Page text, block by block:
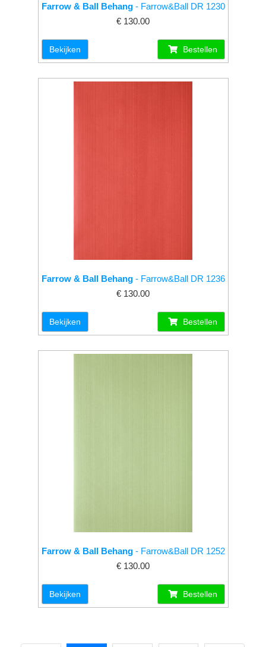
Farrow & Ball Behang- Farrow&Ball DR 1230
€ 130.00
Bekijken Bestellen
Farrow & Ball Behang- Farrow&Ball DR 1236
€ 130.00
Bekijken Bestellen
Farrow & Ball Behang- Farrow&Ball DR 1252
€ 130.00
Bekijken Bestellen